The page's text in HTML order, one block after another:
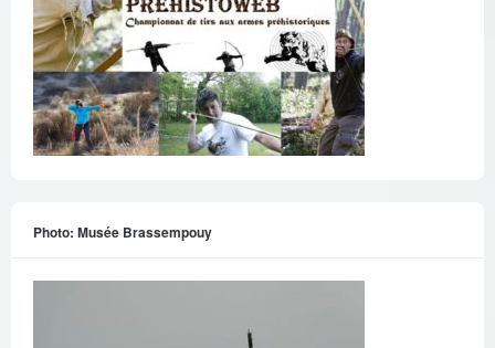
Photo: Musée Brassempouy